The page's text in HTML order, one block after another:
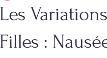
Les
Filles :